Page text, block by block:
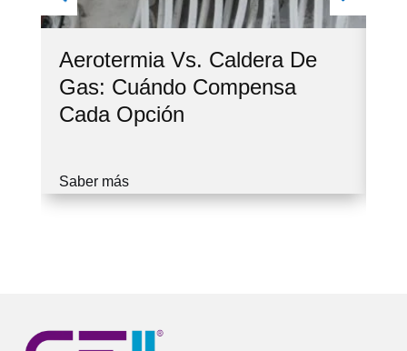
Aerotermia Vs. Caldera De
Gas: Cuándo Compensa
Cada Opción
Saber más